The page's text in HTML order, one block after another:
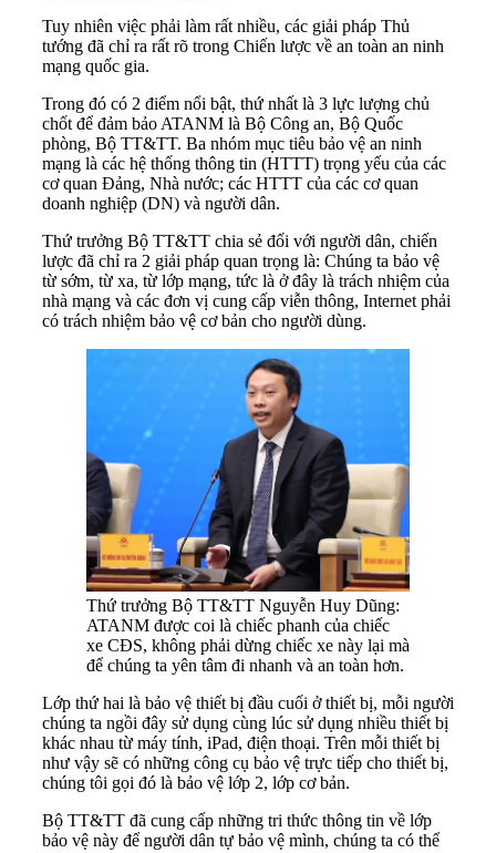
Tuy nhiên việc phải làm rất nhiều, các giải pháp Thủ
tướng đã chỉ ra rất rõ trong Chiến lược về an toàn an ninh
mạng quốc gia.
Trong đó có 2 điểm nổi bật, thứ nhất là 3 lực lượng chủ
chốt để đảm bảo ATANM là Bộ Công an, Bộ Quốc
phòng, Bộ TT&TT. Ba nhóm mục tiêu bảo vệ an ninh
mạng là các hệ thống thông tin (HTTT) trọng yếu của các
cơ quan Đảng, Nhà nước; các HTTT của các cơ quan
doanh nghiệp (DN) và người dân.
Thứ trưởng Bộ TT&TT chia sẻ đối với người dân, chiến
lược đã chỉ ra 2 giải pháp quan trọng là: Chúng ta bảo vệ
từ sớm, từ xa, từ lớp mạng, tức là ở đây là trách nhiệm của
nhà mạng và các đơn vị cung cấp viễn thông, Internet phải
có trách nhiệm bảo vệ cơ bản cho người dùng.
Thứ trưởng Bộ TT&TT Nguyễn Huy Dũng:
ATANM được coi là chiếc phanh của chiếc
xe CĐS, không phải dừng chiếc xe này lại mà
để chúng ta yên tâm đi nhanh và an toàn hơn.
Lớp thứ hai là bảo vệ thiết bị đầu cuối ở thiết bị, mỗi người
chúng ta ngồi đây sử dụng cùng lúc sử dụng nhiều thiết bị
khác nhau từ máy tính, iPad, điện thoại. Trên mỗi thiết bị
như vậy sẽ có những công cụ bảo vệ trực tiếp cho thiết bị,
chúng tôi gọi đó là bảo vệ lớp 2, lớp cơ bản.
Bộ TT&TT đã cung cấp những tri thức thông tin về lớp
bảo vệ này để người dân tự bảo vệ mình, chúng ta có thể